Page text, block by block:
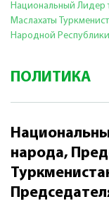
Национальный Лидер
Маслахаты
Народной Республики
ПОЛИТИКА
народа,